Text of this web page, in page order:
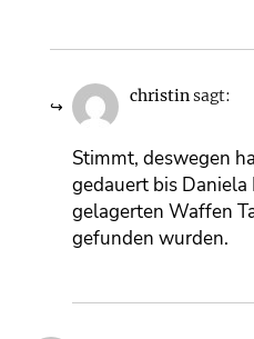
christinsagt:
Stimmt, deswegen
gedauert bis
gelagerten Waffen
gefunden wurden.